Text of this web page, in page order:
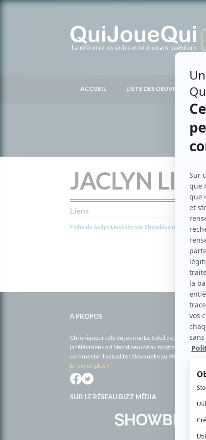
ACCUEIL LISTE DES OEUVRES
JACLYN
Liens
Fiche de Jaclyn Linetsky sur Showbizz.net
À PROPOS
Chroniqueur télé du journal Le Soleil depuis 2001,
la télévision» a d’abord oeuvré au magazine TV
commenter l’actualité télévisuelle au 98,5.
En savoir plus »
SUR LE RÉSEAU BIZZ MÉDIA